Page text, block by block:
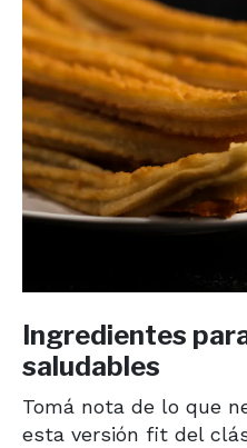
Ingredientes
saludables
Tomá nota de lo que
esta versión fit del